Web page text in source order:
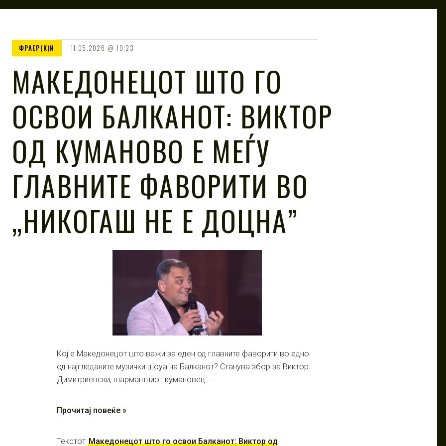
ФРАЕР(К)И 11.05.2026 10:23
МАКЕДОНЕЦОТ ШТО ГО
ОСВОИ БАЛКАНОТ: ВИКТОР
ОД КУМАНОВО Е МЕЃУ
ГЛАВНИТЕ ФАВОРИТИ ВО
„НИКОГАШ НЕ Е ДОЦНА”
Кој е Македонецот што важи за еден од главните фаворити во едно
од најгледаните музички шоуа на Балканот? Станува збор за Виктор
Димитриевски, шармантниот кумановец …
Прочитај повеќе »
Текстот Македонецот што го освои Балканот: Виктор од